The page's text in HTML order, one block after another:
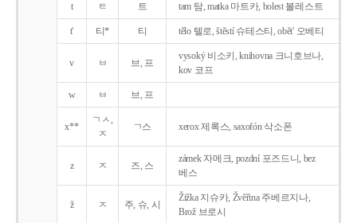
t ㅌ 트 tam 탐, matka 마트카, bolest 볼레스트
t' 티* 티 tělo 텔로, štěstí 슈테스티, obět' 오베티
v ㅂ 브, 프
vysoký 비소키, knihovna 크니호브나,
kov 코프
w ㅂ 브, 프
x**
ㄱㅅ,
ㅈ
ㄱ스 xerox 제록스, saxofón 삭소폰
z ㅈ 즈, 스
zámek 자메크, pozdní 포즈드니, bez
베스
ž ㅈ 주, 슈, 시
Žižka 지슈카, Žvěřina 주베르지나,
Brož 브로시